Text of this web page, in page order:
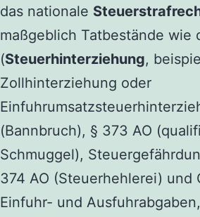
das nationale
maßgeblich Tatbestände wie
(Steuerhinterziehung,
Zollhinterziehung oder
(Bannbruch), § 373 AO
Schmuggel),
374 AO (Steuerhehlerei) und
Einfuhr- und